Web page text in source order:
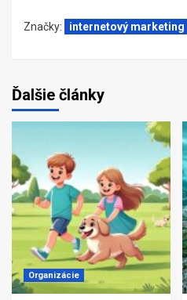
Značky: internetový marketing
Ďalšie články
Organizácie